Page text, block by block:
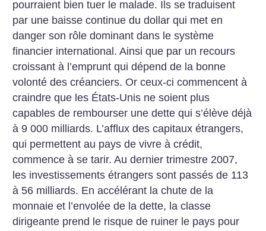
pourraient bien tuer le malade. Ils se traduisent
par une baisse continue du dollar qui met en
danger son rôle dominant dans le système
financier international. Ainsi que par un recours
croissant à l’emprunt qui dépend de la bonne
volonté des créanciers. Or ceux-ci commencent à
craindre que les États-Unis ne soient plus
capables de rembourser une dette qui s’élève déjà
à 9 000 milliards. L’afflux des capitaux étrangers,
qui permettent au pays de vivre à crédit,
commence à se tarir. Au dernier trimestre 2007,
les investissements étrangers sont passés de 113
à 56 milliards. En accélérant la chute de la
monnaie et l’envolée de la dette, la classe
dirigeante prend le risque de ruiner le pays pour